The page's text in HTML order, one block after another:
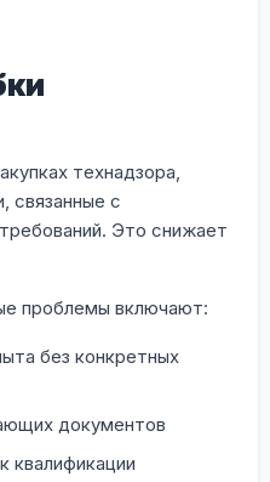
технадзора,
связанные с
Это снижает
проблемы включают:
без конкретных
документов
квалификации